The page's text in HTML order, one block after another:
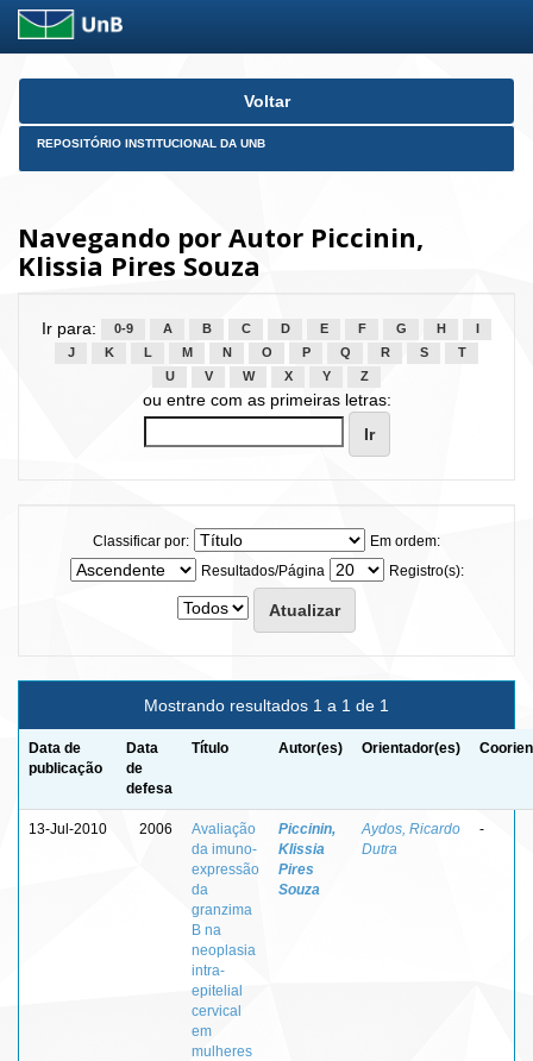
Skip
Voltar
REPOSITÓRIO INSTITUCIONAL DA UNB
Navegando por Autor Piccinin,
Klissia Pires Souza
Ir para: 0-9 A B C D E F G H
J
K L M N O P Q R S
T
U
V W X Y Z
ou entre com as primeiras letras:
Classificar por:
Em ordem:
Resultados/Página
Registro(s):
Mostrando resultados 1 a 1 de 1
Data de
publicação
Data
de
defesa
Título Autor(es) Orientador(es)
13-Jul-2010 2006
Avaliação
da imuno-
expressão
da
granzima
B na
neoplasia
intra-
epitelial
cervical
em
mulheres
Piccinin,
Klissia
Pires
Souza
Aydos, Ricardo
Dutra
-